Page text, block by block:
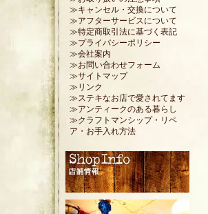
≫キャンセル・交換について
≫アフターサービスについて
≫特定商取引法に基づく表記
≫プライバシーポリシー
≫会社案内
≫お問い合わせフォーム
≫サイトマップ
≫リンク
≫ステキなお店で愛されてます
≫アンティークのある暮らし
≫クラフトマンシップ・リペ
ア・お手入れ方法